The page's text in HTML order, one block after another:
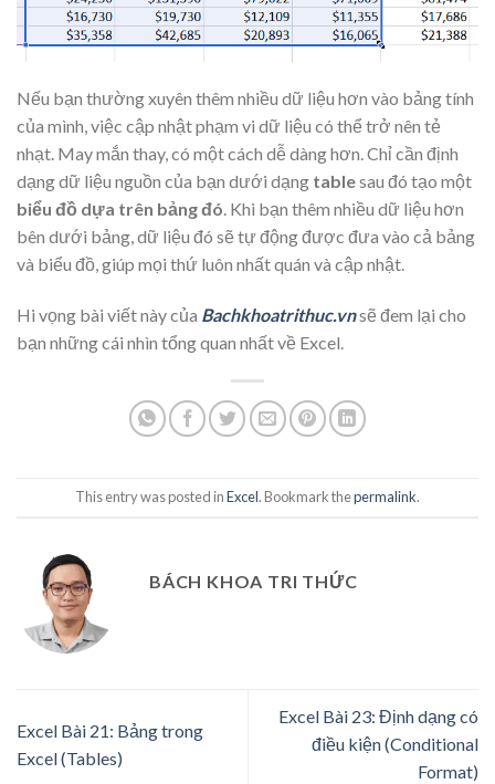
Nếu bạn thường xuyên thêm nhiều dữ liệu hơn vào bảng tính
của mình, việc cập nhật phạm vi dữ liệu có thể trở nên tẻ
nhạt. May mắn thay, có một cách dễ dàng hơn. Chỉ cần định
dạng dữ liệu nguồn của bạn dưới dạng tablesau đó tạo một
biểu đồ dựa trên bảng đó. Khi bạn thêm nhiều dữ liệu hơn
bên dưới bảng, dữ liệu đó sẽ tự động được đưa vào cả bảng
và biểu đồ, giúp mọi thứ luôn nhất quán và cập nhật.
Hi vọng bài viết này của Bachkhoatrithuc.vnsẽ đem lại cho
bạn những cái nhìn tổng quan nhất về Excel.
This entry was posted inExcel. Bookmark thepermalink.
BÁCH KHOA TRI THỨC
Excel Bài 21: Bảng trong
Excel (Tables)
Excel Bài 23: Định dạng có
điều kiện (Conditional
Format)